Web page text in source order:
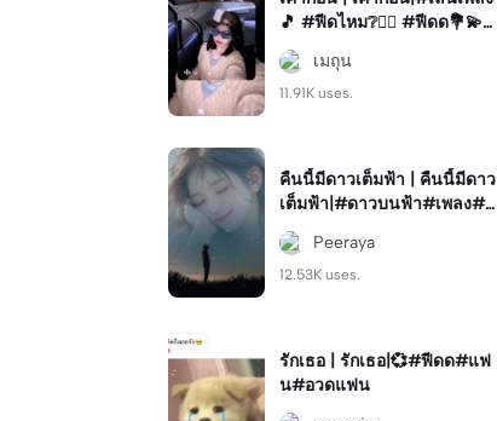
🎵 #ฟีดไหม❔🖐🏻 #ฟีดด💐💫
#ฟีดหน่อย🧋 #ฟีดเธอ
เมถุน
11.91K uses.
คืนนี้มีดาวเต็มฟ้า | คืนนี้มีดาว
เต็มฟ้า|#ดาวบนฟ้า#เพลง#p
eeraya
Peeraya
12.53K uses.
รักเธอ | รักเธอ|💞#ฟีดด#แฟ
น#อวดแฟน